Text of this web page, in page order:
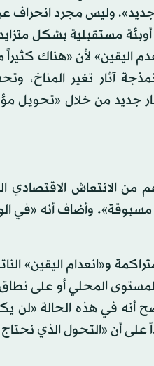
19» فتح «نافذة على واقع جديد»، وليس
أوبئة مستقبلية بشكل
لأن «هناك كثيراً
آثار تغير المناخ،
جديد من خلال «تحويل
وأضاف أنه «في
و«انعدام اليقين»
المحلي أو على
في هذه الحالة «لن
على أن «التحول الذي